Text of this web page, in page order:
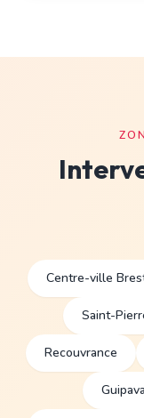
Centre-ville
Saint-
Recouvrance